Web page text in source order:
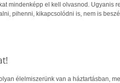
mindenképp el kell olvasnod. Ugyanis
pihenni, kikapcsolódni is, nem is
élelmiszerünk van a háztartásban,